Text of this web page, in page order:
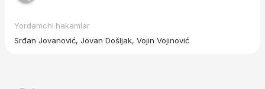
Yordamchi hakamlar
Srđan Jovanović, Jovan Došljak, Vojin Vojinović